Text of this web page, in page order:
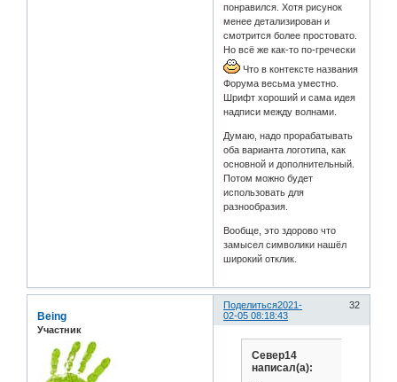
понравился. Хотя рисунок
менее детализирован и
смотрится более простовато.
Но всё же как-то по-гречески
Что в контексте названия
Форума весьма уместно.
Шрифт хороший и сама идея
надписи между волнами.
Думаю, надо прорабатывать
оба варианта логотипа, как
основной и дополнительный.
Потом можно будет
использовать для
разнообразия.
Вообще, это здорово что
замысел символики нашёл
широкий отклик.
Поделиться 32
2021-
02-05 08:18:43
Being
Участник
Север14
написал(а):